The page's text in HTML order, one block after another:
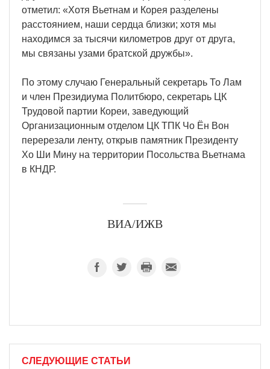
отметил: «Хотя Вьетнам и Корея разделены
расстоянием, наши сердца близки; хотя мы
находимся за тысячи километров друг от друга,
мы связаны узами братской дружбы».
По этому случаю Генеральный секретарь То Лам
и член Президиума Политбюро, секретарь ЦК
Трудовой партии Кореи, заведующий
Организационным отделом ЦК ТПК Чо Ён Вон
перерезали ленту, открыв памятник Президенту
Хо Ши Мину на территории Посольства Вьетнама
в КНДР.
ВИА/ИЖВ
СЛЕДУЮЩИЕ СТАТЬИ